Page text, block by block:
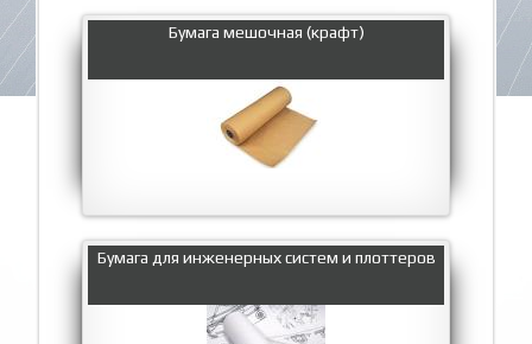
Бумага мешочная (крафт)
Бумага для инженерных систем и плоттеров